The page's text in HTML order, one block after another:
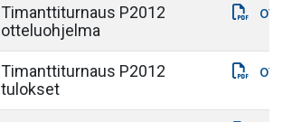
Timanttiturnaus P2012
otteluohjelma
Timanttiturnaus P2012
tulokset